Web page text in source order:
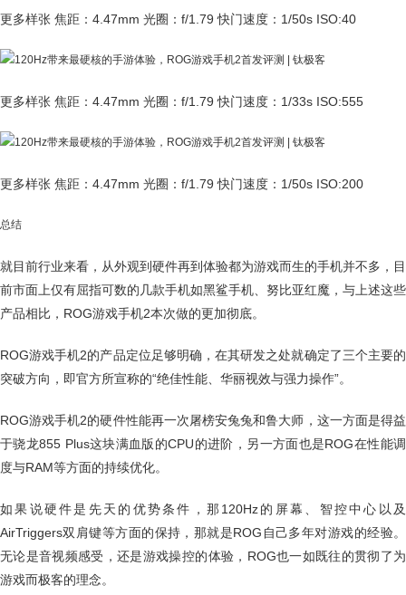
更多样张 焦距：4.47mm 光圈：f/1.79 快门速度：1/50s ISO:40
更多样张 焦距：4.47mm 光圈：f/1.79 快门速度：1/33s ISO:555
更多样张 焦距：4.47mm 光圈：f/1.79 快门速度：1/50s ISO:200
总结
就目前行业来看，从外观到硬件再到体验都为游戏而生的手机并不多，目
前市面上仅有屈指可数的几款手机如黑鲨手机、努比亚红魔，与上述这些
产品相比，ROG游戏手机2本次做的更加彻底。
ROG游戏手机2的产品定位足够明确，在其研发之处就确定了三个主要的
突破方向，即官方所宣称的“绝佳性能、华丽视效与强力操作”。
ROG游戏手机2的硬件性能再一次屠榜安兔兔和鲁大师，这一方面是得益
于骁龙855 Plus这块满血版的CPU的进阶，另一方面也是ROG在性能调
度与RAM等方面的持续优化。
如果说硬件是先天的优势条件，那120Hz的屏幕、智控中心以及
AirTriggers双肩键等方面的保持，那就是ROG自己多年对游戏的经验。
无论是音视频感受，还是游戏操控的体验，ROG也一如既往的贯彻了为
游戏而极客的理念。